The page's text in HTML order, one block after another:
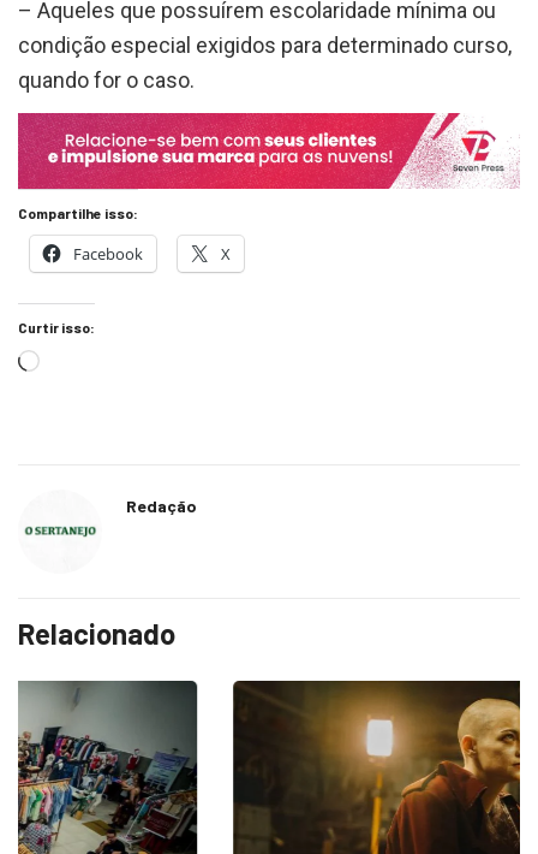
– Aqueles que possuírem escolaridade mínima ou
condição especial exigidos para determinado curso,
quando for o caso.
Compartilhe isso:
Facebook X
Curtir isso:
Redação
Relacionado